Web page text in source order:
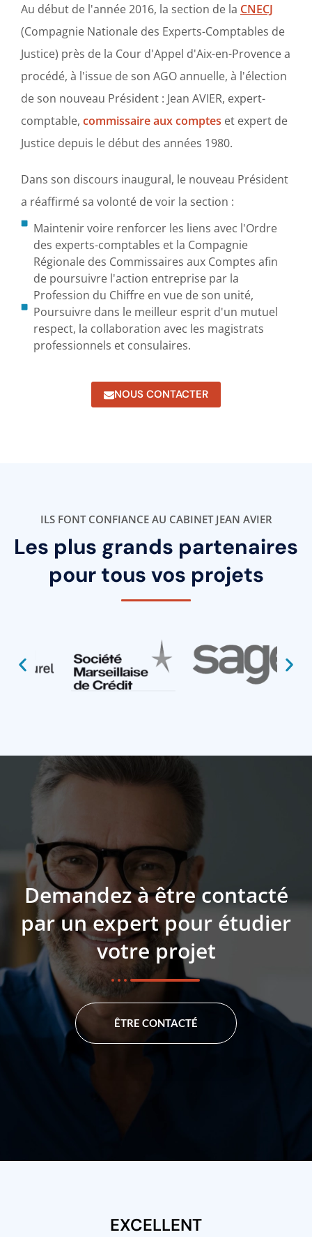
Au début de l'année 2016, la section de la CNECJ
(Compagnie Nationale des Experts-Comptables de
Justice) près de la Cour d'Appel d'Aix-en-Provence a
procédé, à l'issue de son AGO annuelle, à l'élection
de son nouveau Président : Jean AVIER, expert-
comptable, commissaire aux comptes et expert de
Justice depuis le début des années 1980.
Dans son discours inaugural, le nouveau Président
a réaffirmé sa volonté de voir la section :
Maintenir voire renforcer les liens avec l'Ordre
des experts-comptables et la Compagnie
Régionale des Commissaires aux Comptes afin
de poursuivre l'action entreprise par la
Profession du Chiffre en vue de son unité,
Poursuivre dans le meilleur esprit d'un mutuel
respect, la collaboration avec les magistrats
professionnels et consulaires.
NOUS CONTACTER
ILS FONT CONFIANCE AU CABINET JEAN AVIER
Les plus grands partenaires
pour tous vos projets
Demandez à être contacté
par un expert pour étudier
votre projet
ÊTRE CONTACTÉ
EXCELLENT